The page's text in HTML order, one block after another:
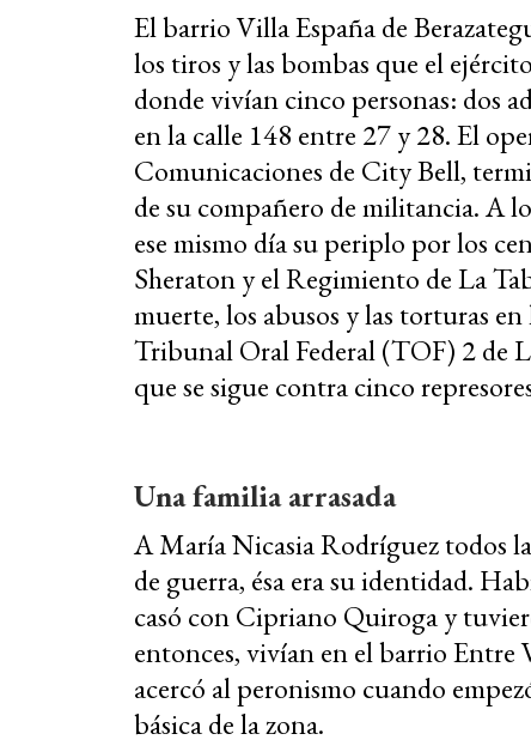
El barrio Villa España de
los tiros y las bombas que el
donde vivían cinco personas: dos
en la calle 148 entre 27 y 28. El
Comunicaciones de City Bell,
de su compañero de militancia. A
ese mismo día su periplo por los
Sheraton y el Regimiento de La
muerte, los abusos y las torturas
Tribunal Oral Federal (TOF) 2 de
que se sigue contra cinco
Una familia arrasada
A María Nicasia Rodríguez todos
de guerra, ésa era su identidad.
casó con Cipriano Quiroga y
entonces, vivían en el barrio Entre
acercó al peronismo cuando
básica de la zona.